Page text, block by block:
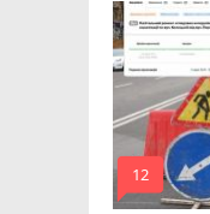
mode_comment
12